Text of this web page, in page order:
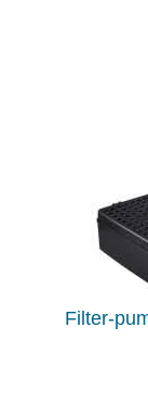
Filter-